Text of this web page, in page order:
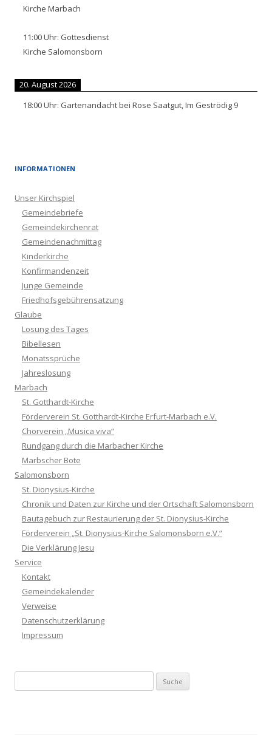
Kirche Marbach
11:00Uhr: Gottesdienst
Kirche Salomonsborn
20. August 2026
18:00Uhr: Gartenandacht bei Rose Saatgut, Im Geströdig 9
INFORMATIONEN
Unser Kirchspiel
Gemeindebriefe
Gemeindekirchenrat
Gemeindenachmittag
Kinderkirche
Konfirmandenzeit
Junge Gemeinde
Friedhofsgebührensatzung
Glaube
Losung des Tages
Bibellesen
Monatssprüche
Jahreslosung
Marbach
St. Gotthardt-Kirche
Förderverein St. Gotthardt-Kirche Erfurt-Marbach e.V.
Chorverein „Musica viva“
Rundgang durch die Marbacher Kirche
Marbscher Bote
Salomonsborn
St. Dionysius-Kirche
Chronik und Daten zur Kirche und der Ortschaft Salomonsborn
Bautagebuch zur Restaurierung der St. Dionysius-Kirche
Förderverein „St. Dionysius-Kirche Salomonsborn e.V.“
Die Verklärung Jesu
Service
Kontakt
Gemeindekalender
Verweise
Datenschutzerklärung
Impressum